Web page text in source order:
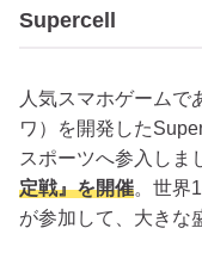
Supercell
人気スマホゲームで
ワ）を開発した
スポーツへ参入しま
定戦』を開催。世界
が参加して、大きな